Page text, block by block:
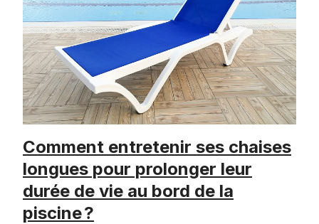
Comment entretenir ses chaises
longues pour prolonger leur
durée de vie au bord de la
piscine ?